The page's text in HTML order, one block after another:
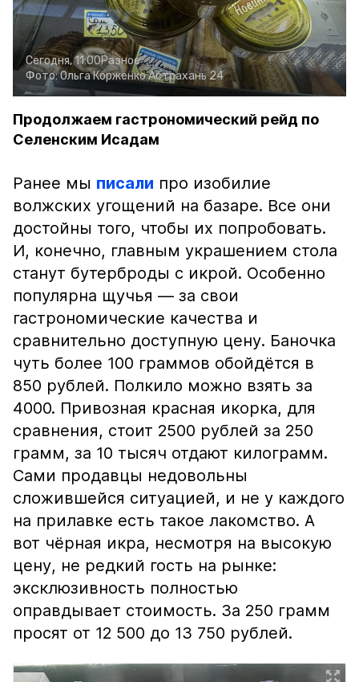
Сегодня, 11:00Разное
Фото:Ольга КорженкоАстрахань 24
Продолжаем гастрономический рейд по
Селенским Исадам
Ранее мы писали про изобилие
волжских угощений на базаре. Все они
достойны того, чтобы их попробовать.
И, конечно, главным украшением стола
станут бутерброды с икрой. Особенно
популярна щучья — за свои
гастрономические качества и
сравнительно доступную цену. Баночка
чуть более 100 граммов обойдётся в
850 рублей. Полкило можно взять за
4000. Привозная красная икорка, для
сравнения, стоит 2500 рублей за 250
грамм, за 10 тысяч отдают килограмм.
Сами продавцы недовольны
сложившейся ситуацией, и не у каждого
на прилавке есть такое лакомство. А
вот чёрная икра, несмотря на высокую
цену, не редкий гость на рынке:
эксклюзивность полностью
оправдывает стоимость. За 250 грамм
просят от 12 500 до 13 750 рублей.